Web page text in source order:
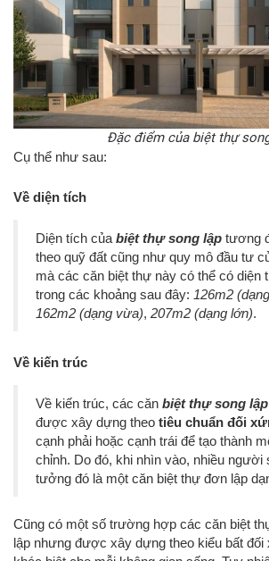
Đặc điểm của biệt thự
Cụ thể như sau:
Về diện tích
Diện tích của biệt thự song lập tương
theo quỹ đất cũng như quy mô đầu tư
mà các căn biệt thự này có thể có diện
trong các khoảng sau đây: 126m2
162m2 (dạng vừa), 207m2 (dạng lớn).
Về kiến trúc
Về kiến trúc, các căn biệt thự song
được xây dựng theo tiêu chuẩn đối
cạnh phải hoặc cạnh trái để tạo thành
chỉnh. Do đó, khi nhìn vào, nhiều người
tưởng đó là một căn biệt thự đơn lập
Cũng có một số trường hợp các căn biệt
lập nhưng được xây dựng theo kiểu bất